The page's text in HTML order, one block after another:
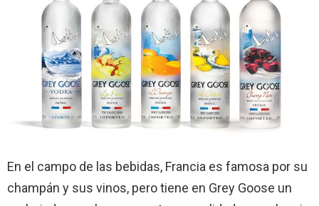
En el campo de las bebidas, Francia es famosa por su
champán y sus vinos, pero tiene en Grey Goose un